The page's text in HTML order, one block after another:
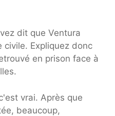
dit que Ventura
civile. Expliquez donc
en prison face à
vrai. Après que
beaucoup,